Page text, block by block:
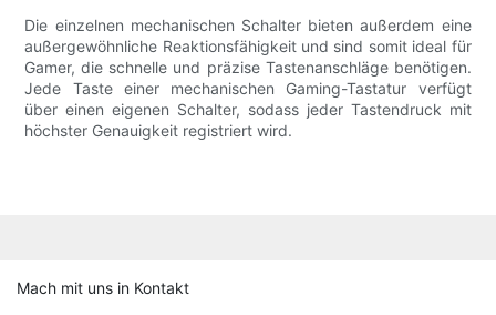
Die einzelnen mechanischen Schalter bieten außerdem eine
außergewöhnliche Reaktionsfähigkeit und sind somit ideal für
Gamer, die schnelle und präzise Tastenanschläge benötigen.
Jede Taste einer mechanischen Gaming-Tastatur verfügt
über einen eigenen Schalter, sodass jeder Tastendruck mit
höchster Genauigkeit registriert wird.
Mach mit uns in Kontakt